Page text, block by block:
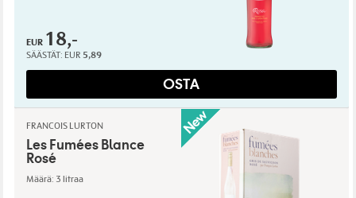
EUR 18,-
SÄÄSTÄT: EUR 5,89
OSTA
FRANCOIS LURTON
Les Fumées Blance
Rosé
Määrä: 3 litraa